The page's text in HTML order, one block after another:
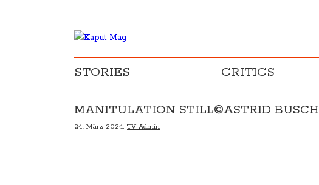
STORIES CRITICS
MANITULATION STILL©ASTRID BUSCH
24. März 2024, TV Admin